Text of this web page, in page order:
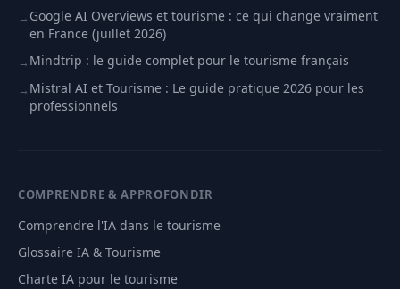
→ Google AI Overviews et tourisme : ce qui change vraiment
en France (juillet 2026)
→ Mindtrip : le guide complet pour le tourisme français
→ Mistral AI et Tourisme : Le guide pratique 2026 pour les
professionnels
COMPRENDRE & APPROFONDIR
Comprendre l'IA dans le tourisme
Glossaire IA & Tourisme
Charte IA pour le tourisme